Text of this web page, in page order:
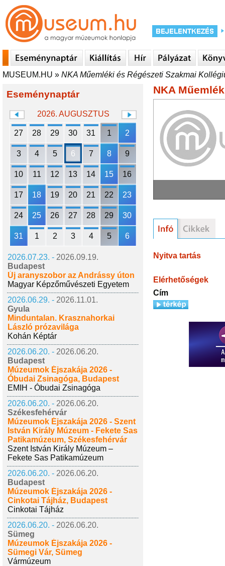
MUSEUM.HU » NKA Műemléki és Régészeti Szakmai
Eseménynaptár
2026. AUGUSZTUS
27 28 29 30 31 1 2
3 4 5 6 7 8 9
10 11 12 13 14 15 16
17 18 19 20 21 22 23
24 25 26 27 28 29 30
31 1 2 3 4 5 6
2026.07.23. - 2026.09.19.
Budapest
Új aranyszobor az Andrássy úton
Magyar Képzőművészeti Egyetem
2026.06.29. - 2026.11.01.
Gyula
Minduntalan. Krasznahorkai
László prózavilága
Kohán Képtár
2026.06.20. - 2026.06.20.
Budapest
Múzeumok Éjszakája 2026 -
Óbudai Zsinagóga, Budapest
EMIH - Óbudai Zsinagóga
2026.06.20. - 2026.06.20.
Székesfehérvár
Múzeumok Éjszakája 2026 - Szent
István Király Múzeum - Fekete Sas
Patikamúzeum, Székesfehérvár
Szent István Király Múzeum –
Fekete Sas Patikamúzeum
2026.06.20. - 2026.06.20.
Budapest
Múzeumok Éjszakája 2026 -
Cinkotai Tájház, Budapest
Cinkotai Tájház
2026.06.20. - 2026.06.20.
Sümeg
Múzeumok Éjszakája 2026 -
Sümegi Vár, Sümeg
Vármúzeum
NKA
Nyitva tartás
Elérhetőségek
Cím